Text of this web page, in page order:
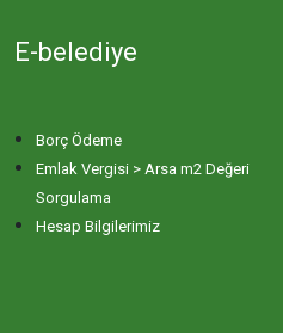
E-belediye
Borç Ödeme
Emlak Vergisi > Arsa m2 Değeri
Sorgulama
Hesap Bilgilerimiz